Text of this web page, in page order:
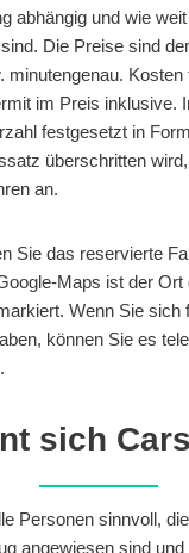
abhängig und wie
Die Preise sind
minutengenau.
im Preis inklusive.
festgesetzt in
überschritten
an.
Sie das reservierte
Maps ist der Ort
Wenn Sie sich
können Sie es
sich
Personen sinnvoll,
angewiesen sind